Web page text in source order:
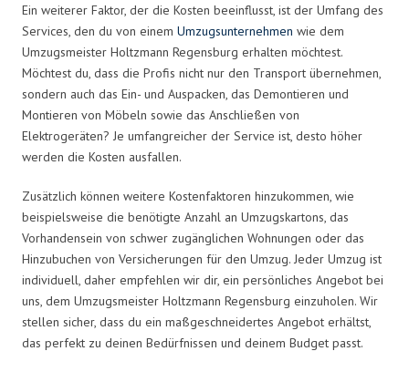
Ein weiterer Faktor, der die Kosten beeinflusst, ist der Umfang des
Services, den du von einem Umzugsunternehmen wie dem
Umzugsmeister Holtzmann Regensburg erhalten möchtest.
Möchtest du, dass die Profis nicht nur den Transport übernehmen,
sondern auch das Ein- und Auspacken, das Demontieren und
Montieren von Möbeln sowie das Anschließen von
Elektrogeräten? Je umfangreicher der Service ist, desto höher
werden die Kosten ausfallen.
Zusätzlich können weitere Kostenfaktoren hinzukommen, wie
beispielsweise die benötigte Anzahl an Umzugskartons, das
Vorhandensein von schwer zugänglichen Wohnungen oder das
Hinzubuchen von Versicherungen für den Umzug. Jeder Umzug ist
individuell, daher empfehlen wir dir, ein persönliches Angebot bei
uns, dem Umzugsmeister Holtzmann Regensburg einzuholen. Wir
stellen sicher, dass du ein maßgeschneidertes Angebot erhältst,
das perfekt zu deinen Bedürfnissen und deinem Budget passt.